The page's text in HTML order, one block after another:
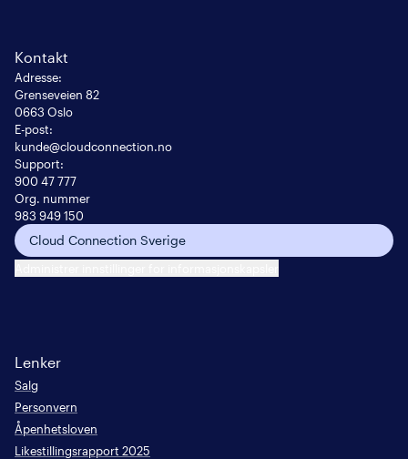
Kontakt
Adresse:
Grenseveien 82
0663 Oslo
E-post:
kunde@cloudconnection.no
Support:
900 47 777
Org. nummer
983 949 150
Cloud Connection Sverige
Lenker
Salg
Personvern
Åpenhetsloven
Likestillingsrapport 2025